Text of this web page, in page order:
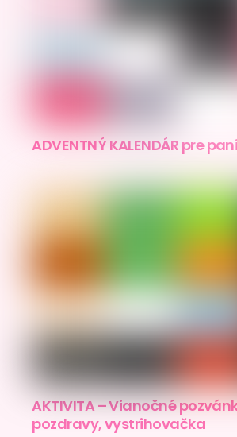
ADVENTNÝ KALENDÁR pre
AKTIVITA – Vianočné
pozdravy, vystrihovačka